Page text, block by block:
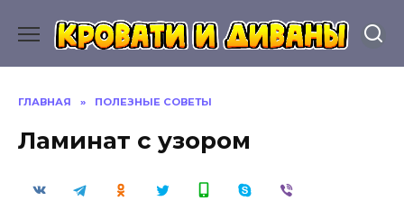
содержанию
ГЛАВНАЯ » ПОЛЕЗНЫЕ СОВЕТЫ
Ламинат с узором